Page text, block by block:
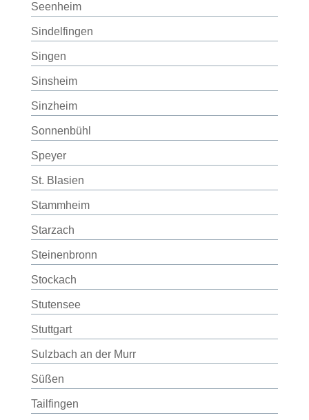
Seenheim
Sindelfingen
Singen
Sinsheim
Sinzheim
Sonnenbühl
Speyer
St. Blasien
Stammheim
Starzach
Steinenbronn
Stockach
Stutensee
Stuttgart
Sulzbach an der Murr
Süßen
Tailfingen